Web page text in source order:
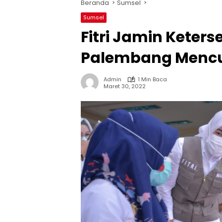
Beranda Sumsel
Sumsel
Fitri Jamin
Palembang
Admin
1 Min Baca
Maret 30, 2022